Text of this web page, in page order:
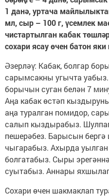
1 данә, уртача
мл, сыр – 100 г, үсемлек
чистартылган кабак
сохари ясау өчен батон яки
Әзерләү: Кабак, болгар
сарымсакны угычта
борычын суган белән 7
Аңа кабак өстәп
аңа туралган помидор,
салып кыздырабыз.
пешерәбез. Барысын
чыгарабыз. Ахырда уылган
болгатабыз. Сыры
суытабыз. Аннары
Сохари өчен шакмаклап